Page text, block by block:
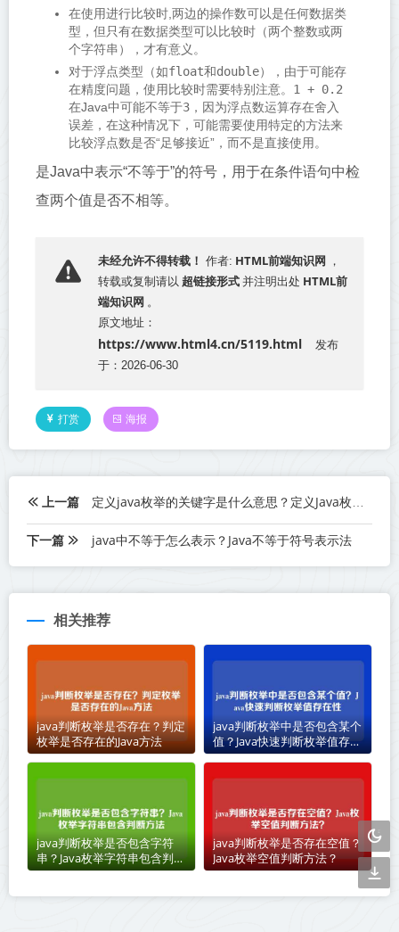
在使用进行比较时,两边的操作数可以是任何数据类
型，但只有在数据类型可以比较时（两个整数或两
个字符串），才有意义。
对于浮点类型（如float和double），由于可能存
在精度问题，使用比较时需要特别注意。 1 + 0.2
在Java中可能不等于3，因为浮点数运算存在舍入
误差，在这种情况下，可能需要使用特定的方法来
比较浮点数是否“足够接近”，而不是直接使用。
是Java中表示“不等于”的符号，用于在条件语句中检
查两个值是否不相等。
未经允许不得转载！ 作者: HTML前端知识网 ，
转载或复制请以 超链接形式 并注明出处 HTML前
端知识网 。
原文地址：
https://www.html4.cn/5119.html
发布
于：2026-06-30
打赏 海报
上一篇 定义java枚举的关键字是什么意思？定义Java枚举关键字的意义
下一篇 java中不等于怎么表示？Java不等于符号表示法
相关推荐
java判断枚举是否存在？判定
枚举是否存在的Java方法
java判断枚举中是否包含某个
值？Java快速判断枚举值存在
性
java判断枚举是否包含字符
串？Java枚举字符串包含判断
方法
java判断枚举是否存在空值？
Java枚举空值判断方法？